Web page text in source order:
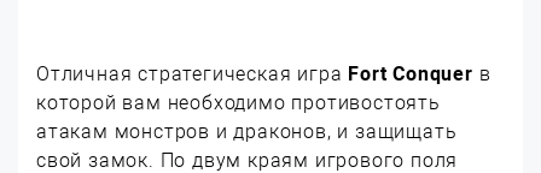
Отличная стратегическая игра Fort Conquer в
которой вам необходимо противостоять
атакам монстров и драконов, и защищать
свой замок. По двум краям игрового поля